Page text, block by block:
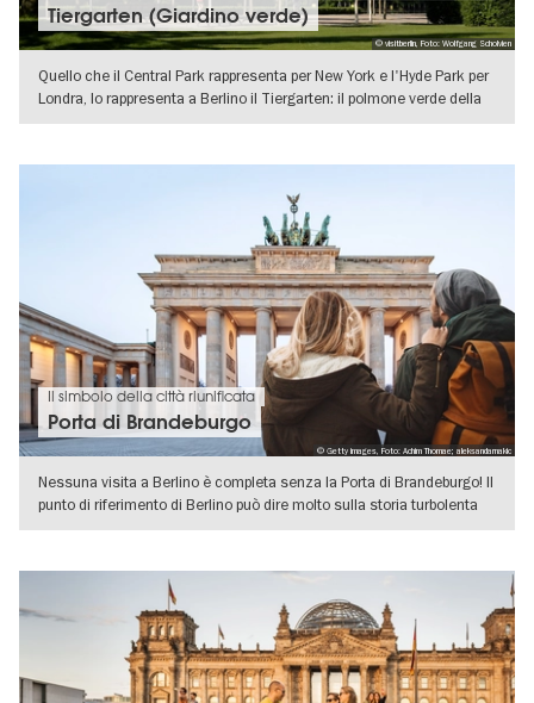
© visitberlin, Foto: Wolfgang Scholvien
Tiergarten (Giardino verde)
Quello che il Central Park rappresenta per New York e l'Hyde Park per
Londra, lo rappresenta a Berlino il Tiergarten: il polmone verde della
© Getty images, Foto: Achim Thomae; aleksandarnakic
Il simbolo della città riunificata
Porta di Brandeburgo
Nessuna visita a Berlino è completa senza la Porta di Brandeburgo! Il
punto di riferimento di Berlino può dire molto sulla storia turbolenta